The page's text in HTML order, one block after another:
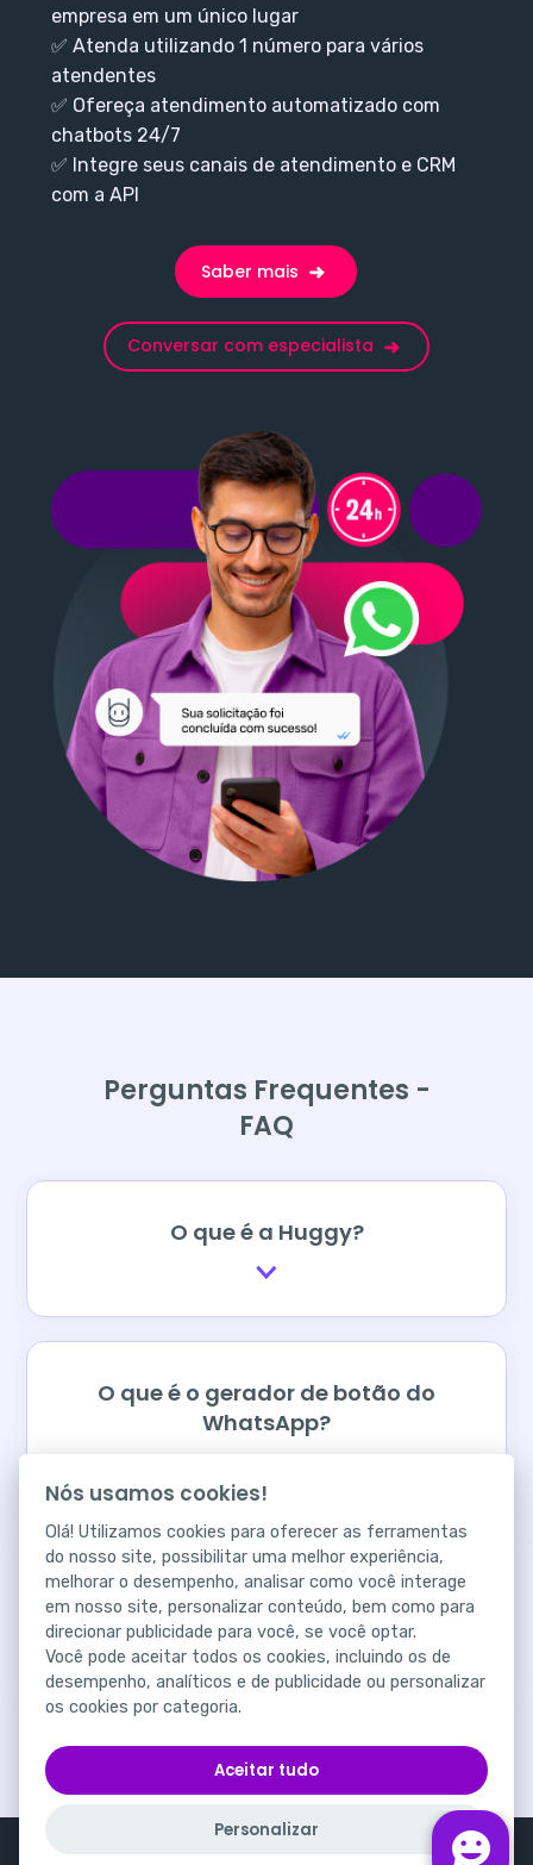
empresa em um único lugar
✅ Atenda utilizando 1 número para vários
atendentes
✅ Ofereça atendimento automatizado com
chatbots 24/7
✅ Integre seus canais de atendimento e CRM
com a API
Saber mais
Conversar com especialista
Perguntas Frequentes -
FAQ
O que é a Huggy?
O que é o gerador de botão do
WhatsApp?
Quais as vantagens do gerador de
botão do WhatsApp?
Nós usamos cookies!
Olá! Utilizamos cookies para oferecer as ferramentas
do nosso site, possibilitar uma melhor experiência,
melhorar o desempenho, analisar como você interage
em nosso site, personalizar conteúdo, bem como para
direcionar publicidade para você, se você optar.
Você pode aceitar todos os cookies, incluindo os de
desempenho, analíticos e de publicidade ou personalizar
os cookies por categoria.
Aceitar tudo
Personalizar